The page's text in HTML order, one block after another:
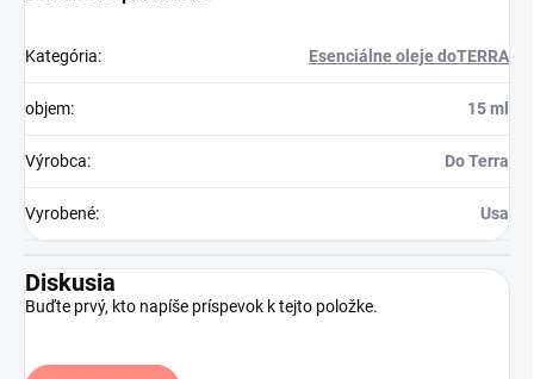
Kategória: Esenciálne oleje doTERRA
objem: 15 ml
Výrobca: Do Terra
Vyrobené: Usa
Diskusia
Buďte prvý, kto napíše príspevok k tejto položke.